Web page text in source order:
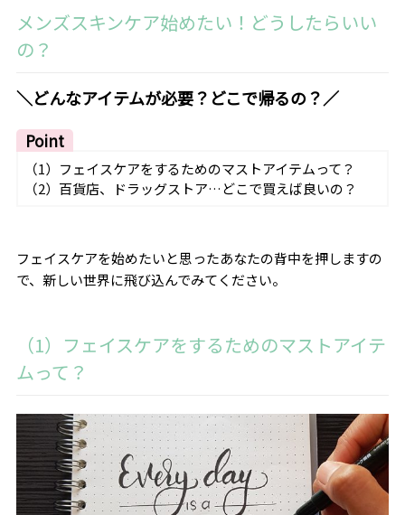
メンズスキンケア始めたい！どうしたらいい
の？
＼どんなアイテムが必要？どこで帰るの？／
Point
（1）フェイスケアをするためのマストアイテムって？
（2）百貨店、ドラッグストア…どこで買えば良いの？
フェイスケアを始めたいと思ったあなたの背中を押しますの
で、新しい世界に飛び込んでみてください。
（1）フェイスケアをするためのマストアイテ
ムって？